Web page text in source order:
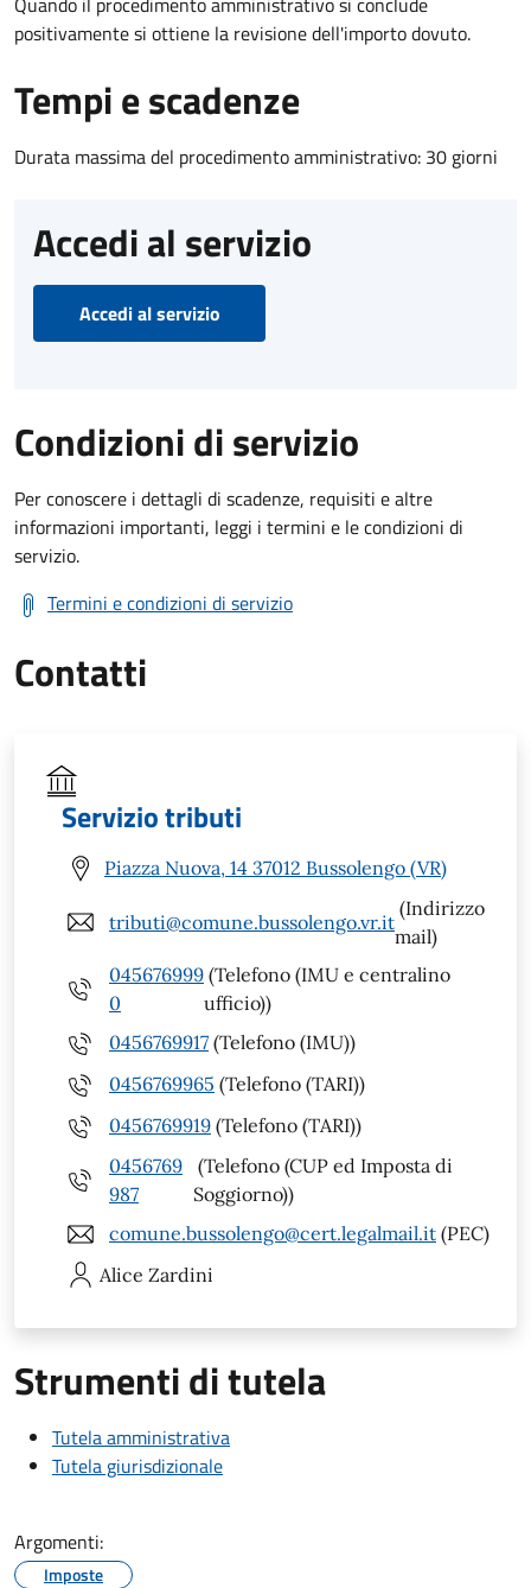
positivamente si ottiene la revisione dell'importo dovuto.
Tempi e scadenze
Durata massima del procedimento amministrativo: 30 giorni
Accedi al servizio
Accedi al servizio
Condizioni di servizio
Per conoscere i dettagli di scadenze, requisiti e altre
informazioni importanti, leggi i termini e le condizioni di
servizio.
Termini e condizioni di servizio
Contatti
Servizio tributi
Piazza Nuova, 14 37012 Bussolengo (VR)
tributi@comune.bussolengo.vr.it
(Indirizzo
mail)
045676999
0
(Telefono (IMU e centralino
ufficio))
0456769917 (Telefono (IMU))
0456769965 (Telefono (TARI))
0456769919 (Telefono (TARI))
0456769
987
(Telefono (CUP ed Imposta di
Soggiorno))
comune.bussolengo@cert.legalmail.it (PEC)
Alice Zardini
Strumenti di tutela
Tutela amministrativa
Tutela giurisdizionale
Argomenti:
Imposte